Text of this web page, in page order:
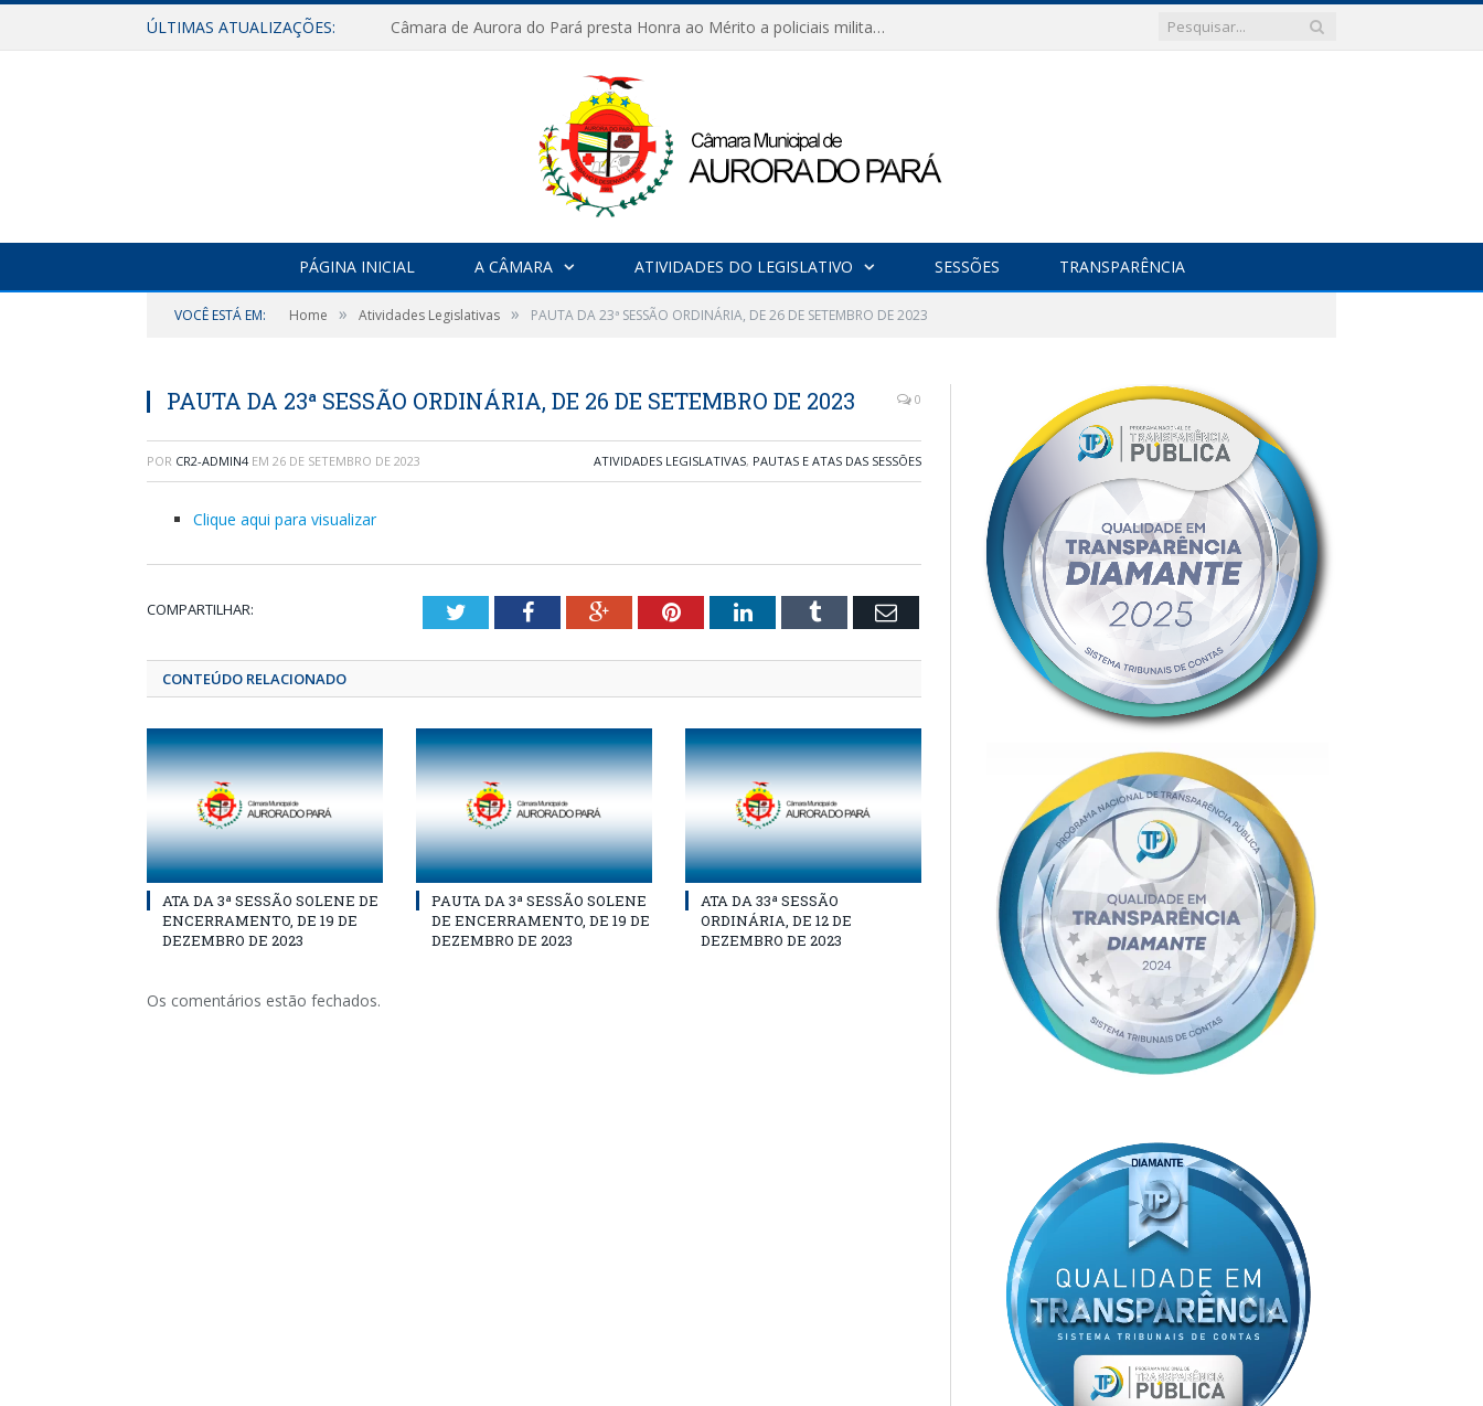
ÚLTIMAS ATUALIZAÇÕES: Câmara de Aurora do Pará presta Honra ao Mérito a policiais militares em sessão marcada por reconhecimento e emoção
PÁGINA INICIAL A CÂMARA ATIVIDADES DO LEGISLATIVO SESSÕES TRANSPARÊNCIA
VOCÊ ESTÁ EM: Home » Atividades Legislativas » PAUTA DA 23ª SESSÃO ORDINÁRIA, DE 26 DE SETEMBRO DE 2023
PAUTA DA 23ª SESSÃO ORDINÁRIA, DE 26 DE SETEMBRO DE 2023 0
POR CR2-ADMIN4 EM 26 DE SETEMBRO DE 2023 ATIVIDADES LEGISLATIVAS, PAUTAS E ATAS DAS SESSÕES
Clique aqui para visualizar
COMPARTILHAR: TwitterFacebookGoogle+PinterestLinkedInTumblr Email
CONTEÚDO RELACIONADO
ATA DA 3ª SESSÃO SOLENE DE
ENCERRAMENTO, DE 19 DE
DEZEMBRO DE 2023
PAUTA DA 3ª SESSÃO SOLENE
DE ENCERRAMENTO, DE 19 DE
DEZEMBRO DE 2023
ATA DA 33ª SESSÃO
ORDINÁRIA, DE 12 DE
DEZEMBRO DE 2023
Os comentários estão fechados.